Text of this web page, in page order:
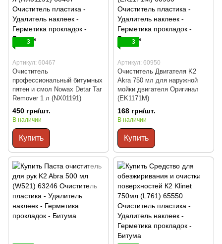
3
Артикул: 60467
Очиститель
профессиональный битумных
пятен и смол Nowax Detar Tar
Remover 1 л (NX01191)
450 грн/шт.
В наличии
Купить
3
Артикул: 60950
Очиститель Двигателя K2
Akra 750 мл для наружной
мойки двигателя Оригинал
(EK1171M)
168 грн/шт.
В наличии
Купить